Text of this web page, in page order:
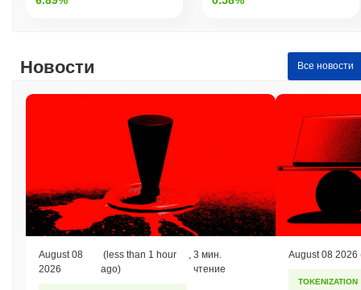
За последние 7 дней Xfuzion вырос на
, опережая
общий криптовалютный рынок который показал снижение на
0.10%. Это указывает на сильную производительность
рыночного импульса.
Новости Все новости
August 08
2026
(less than 1 hour
ago)
,3 мин.
чтение
August 08 2026
TOKENIZATION